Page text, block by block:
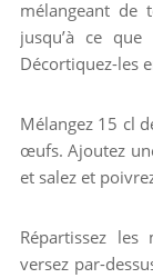
mélangeant de
jusqu’à ce
Décortiquez-les
Mélangez 15 cl
œufs. Ajoutez
et salez et
Répartissez
versez par-